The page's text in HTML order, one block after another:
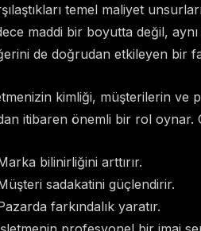
temel maliyet
maddi bir boyutta değil,
de doğrudan etkileyen bir
kimliği, müşterilerin ve
itibaren önemli bir rol oynar.
bilinirliğini arttırır.
sadakatini güçlendirir.
farkındalık yaratır.